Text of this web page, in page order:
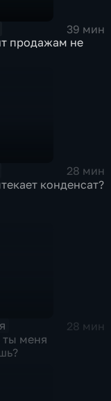
39 мин
продажам не
28 мин
конденсат?
28 мин
ты меня